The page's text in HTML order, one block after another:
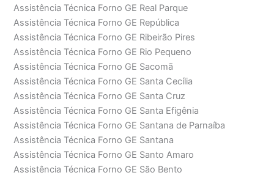
Assistência Técnica Forno GE Real Parque
Assistência Técnica Forno GE República
Assistência Técnica Forno GE Ribeirão Pires
Assistência Técnica Forno GE Rio Pequeno
Assistência Técnica Forno GE Sacomã
Assistência Técnica Forno GE Santa Cecília
Assistência Técnica Forno GE Santa Cruz
Assistência Técnica Forno GE Santa Efigênia
Assistência Técnica Forno GE Santana de Parnaíba
Assistência Técnica Forno GE Santana
Assistência Técnica Forno GE Santo Amaro
Assistência Técnica Forno GE São Bento